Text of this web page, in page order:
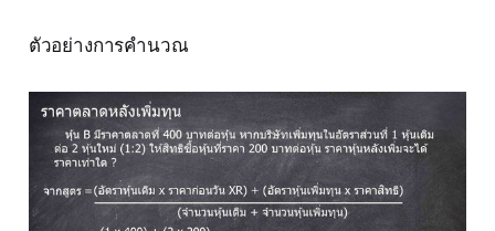
ตัวอย่างการคำนวณ